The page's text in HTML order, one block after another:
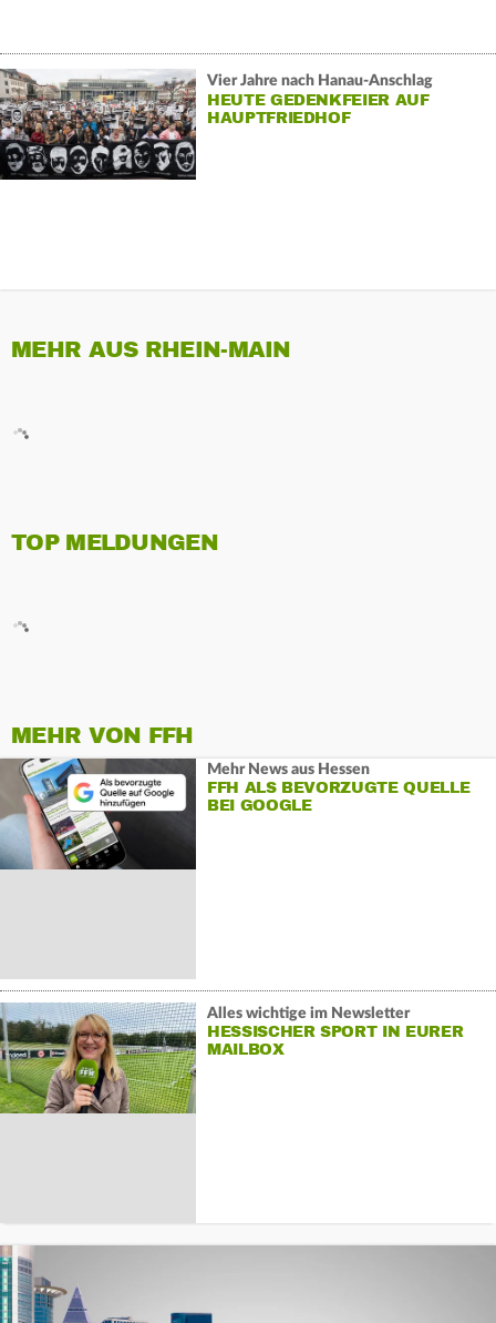
Vier Jahre nach Hanau-Anschlag
HEUTE GEDENKFEIER AUF
HAUPTFRIEDHOF
MEHR AUS RHEIN-MAIN
TOP MELDUNGEN
MEHR VON FFH
Mehr News aus Hessen
FFH ALS BEVORZUGTE QUELLE
BEI GOOGLE
Alles wichtige im Newsletter
HESSISCHER SPORT IN EURER
MAILBOX